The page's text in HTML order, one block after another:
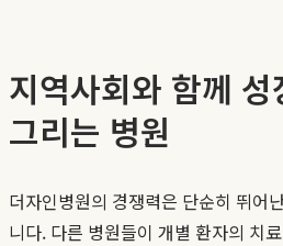
지역사회와 함께
그리는 병원
더자인병원의 경쟁력은 단순히 뛰어
니다. 다른 병원들이 개별 환자의 치